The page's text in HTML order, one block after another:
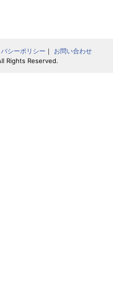
シーポリシー ｜ お問い合わせ
Rights Reserved.